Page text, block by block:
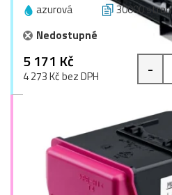
azurová 30000 stran
Nedostupné
5 171 Kč
4 273 Kč bez DPH -